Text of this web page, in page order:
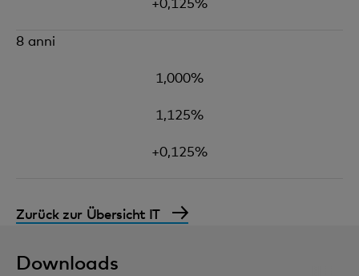
8 anni
1,000%
1,125%
+0,125%
Zurück zur Übersicht IT
Downloads